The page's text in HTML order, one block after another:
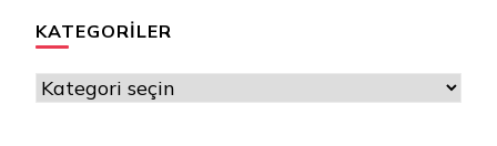
KATEGORILER
Kategoriler